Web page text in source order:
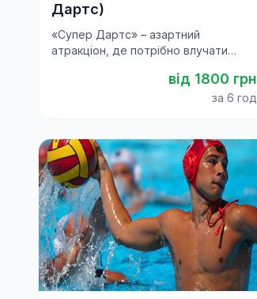
Дартс)
«Супер Дартс» – азартний
атракціон, де потрібно влучати
дітей і дорослих на будь-якому
від 1800 грн
за 6 год